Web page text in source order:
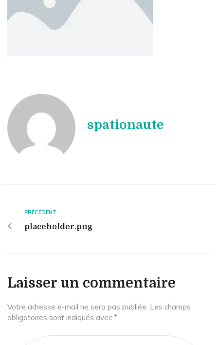
spationaute
PRÉCÉDENT
placeholder.png
Laisser un commentaire
Votre adresse e-mail ne sera pas publiée. Les champs
obligatoires sont indiqués avec *